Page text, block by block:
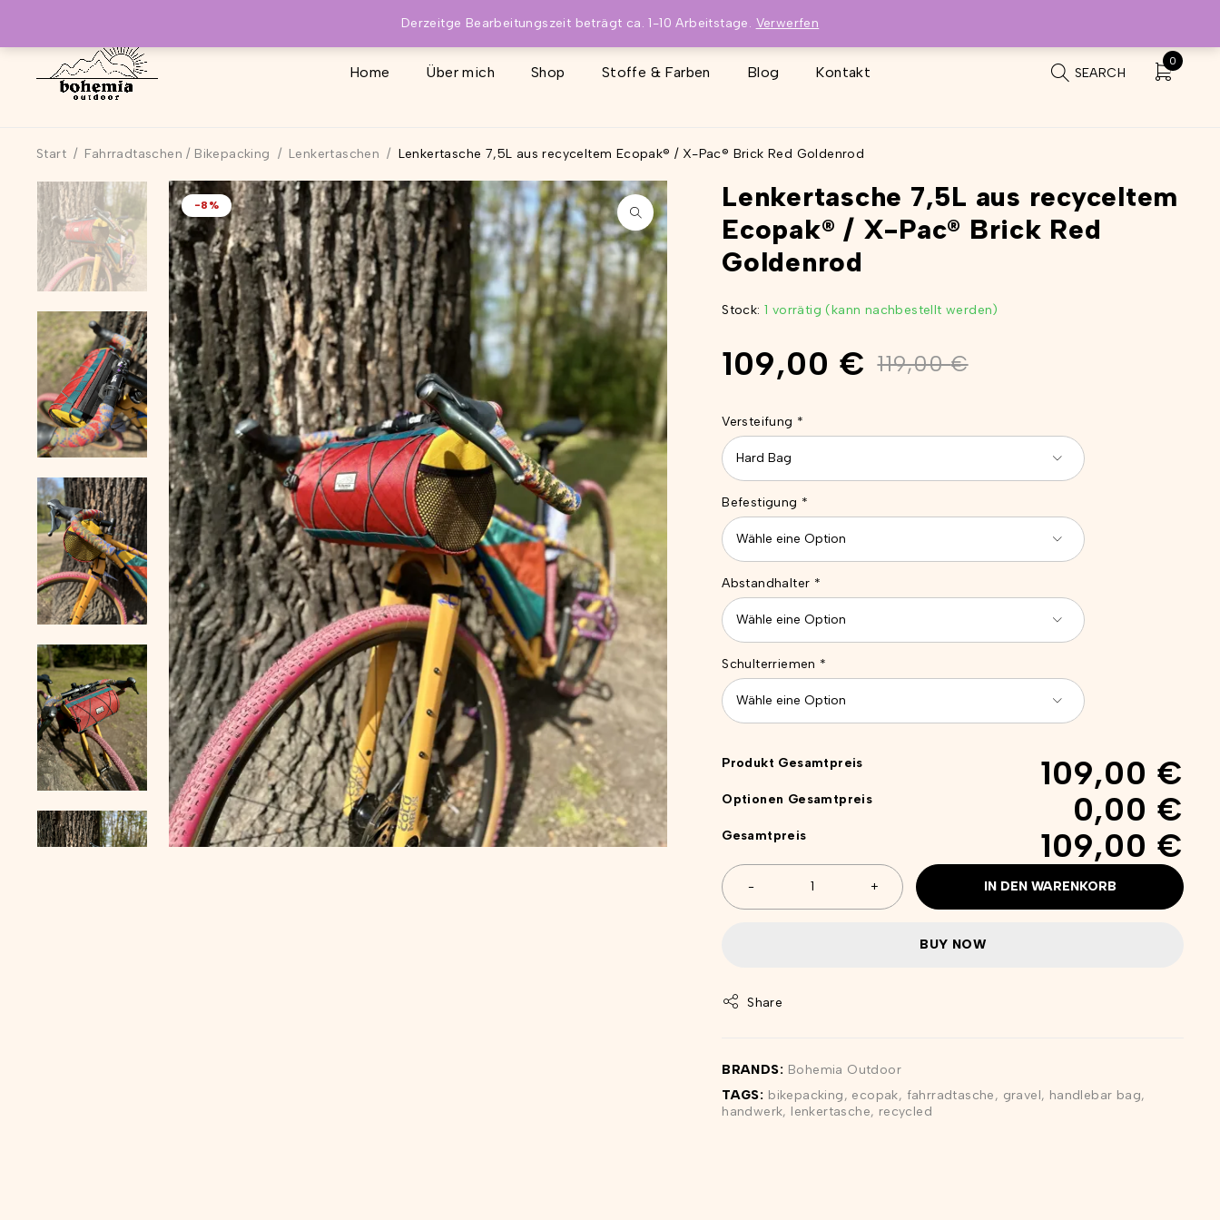
Derzeitge Bearbeitungszeit beträgt ca. 1-10 Arbeitstage. Verwerfen
Home Über mich Shop Stoffe & Farben Blog Kontakt SEARCH
0
Start / Fahrradtaschen / Bikepacking / Lenkertaschen / Lenkertasche 7,5L aus recyceltem Ecopak® / X-Pac® Brick Red Goldenrod
-8%
Lenkertasche 7,5L aus recyceltem
Ecopak® / X-Pac® Brick Red
Goldenrod
Stock: 1 vorrätig (kann nachbestellt werden)
119,00€
109,00 €
Versteifung *
Befestigung *
Abstandhalter *
Schulterriemen *
Produkt Gesamtpreis 109,00 €
Optionen Gesamtpreis 0,00 €
Gesamtpreis 109,00 €
IN DEN WARENKORB
BUY NOW
Share
BRANDS: Bohemia Outdoor
TAGS: bikepacking, ecopak, fahrradtasche, gravel, handlebar bag,
handwerk, lenkertasche, recycled